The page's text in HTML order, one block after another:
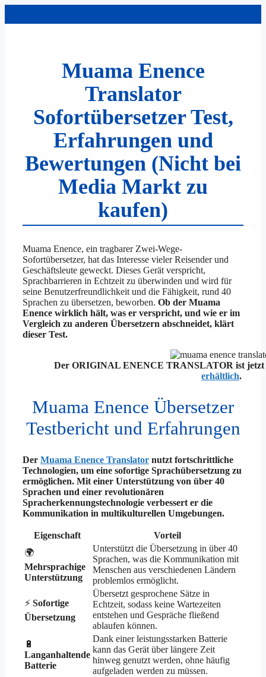
Muama Enence
Translator
Sofortübersetzer Test,
Erfahrungen und
Bewertungen (Nicht bei
Media Markt zu
kaufen)
Muama Enence, ein tragbarer Zwei-Wege-
Sofortübersetzer, hat das Interesse vieler Reisender und
Geschäftsleute geweckt. Dieses Gerät verspricht,
Sprachbarrieren in Echtzeit zu überwinden und wird für
seine Benutzerfreundlichkeit und die Fähigkeit, rund 40
Sprachen zu übersetzen, beworben. Ob der Muama
Enence wirklich hält, was er verspricht, und wie er im
Vergleich zu anderen Übersetzern abschneidet, klärt
dieser Test.
Der ORIGINAL ENENCE TRANSLATOR ist jetzt
erhältlich.
Muama Enence Übersetzer
Testbericht und Erfahrungen
Der Muama Enence Translator nutzt fortschrittliche
Technologien, um eine sofortige Sprachübersetzung zu
ermöglichen. Mit einer Unterstützung von über 40
Sprachen und einer revolutionären
Spracherkennungstechnologie verbessert er die
Kommunikation in multikulturellen Umgebungen.
Eigenschaft
Vorteil
🌍
Mehrsprachige
Unterstützung
Unterstützt die Übersetzung in über 40
Sprachen, was die Kommunikation mit
Menschen aus verschiedenen Ländern
problemlos ermöglicht.
⚡ Sofortige
Übersetzung
Übersetzt gesprochene Sätze in
Echtzeit, sodass keine Wartezeiten
entstehen und Gespräche fließend
ablaufen können.
🔋
Langanhaltende
Batterie
Dank einer leistungsstarken Batterie
kann das Gerät über längere Zeit
hinweg genutzt werden, ohne häufig
aufgeladen werden zu müssen.